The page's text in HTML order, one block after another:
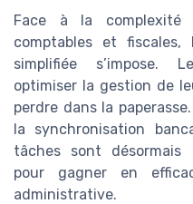
Face à la complexité
comptables et fiscales,
simplifiée s’impose.
optimiser la gestion de
perdre dans la
la synchronisation
tâches sont désormais
pour gagner en
administrative.